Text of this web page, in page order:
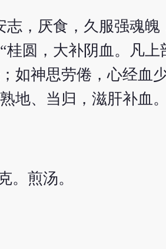
志，厌食，久服强魂魄
桂圆，大补阴血。凡
如神思劳倦，心经血
地、当归，滋肝补血
。煎汤。